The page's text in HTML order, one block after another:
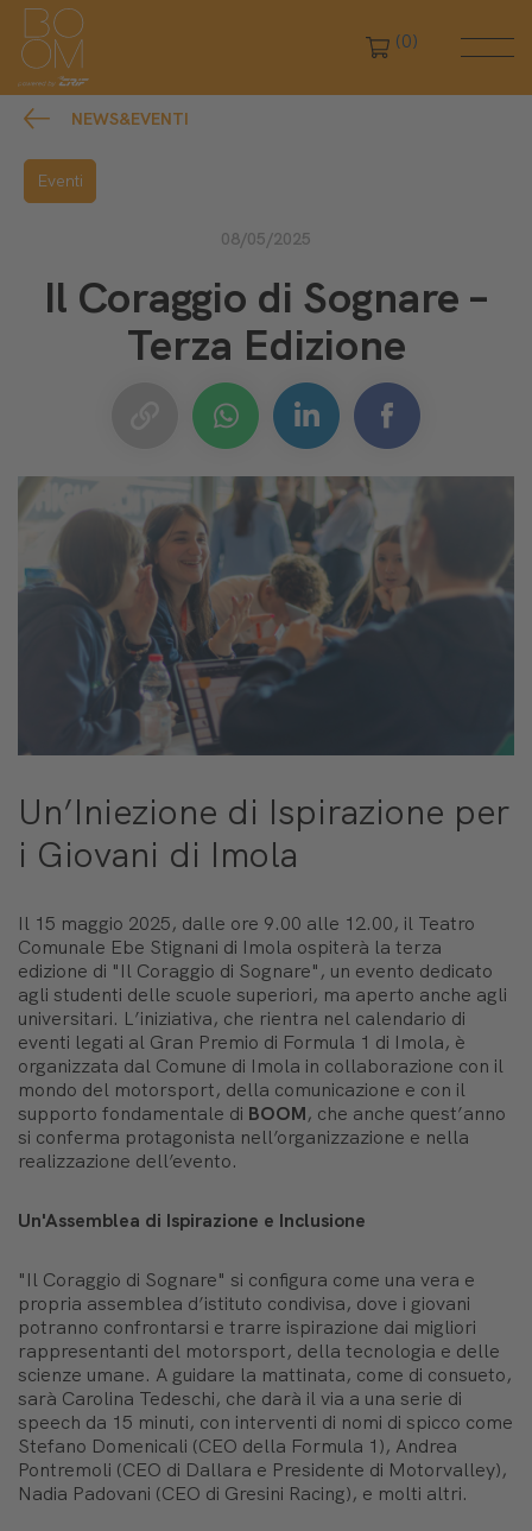
(0)
NEWS&EVENTI
Eventi
08/05/2025
Il Coraggio di Sognare –
Terza Edizione
Un’Iniezione di Ispirazione per
i Giovani di Imola
Il 15 maggio 2025, dalle ore 9.00 alle 12.00, il Teatro
Comunale Ebe Stignani di Imola ospiterà la terza
edizione di "Il Coraggio di Sognare", un evento dedicato
agli studenti delle scuole superiori, ma aperto anche agli
universitari. L’iniziativa, che rientra nel calendario di
eventi legati al Gran Premio di Formula 1 di Imola, è
organizzata dal Comune di Imola in collaborazione con il
mondo del motorsport, della comunicazione e con il
supporto fondamentale di BOOM, che anche quest’anno
si conferma protagonista nell’organizzazione e nella
realizzazione dell’evento.
Un'Assemblea di Ispirazione e Inclusione
"Il Coraggio di Sognare" si configura come una vera e
propria assemblea d’istituto condivisa, dove i giovani
potranno confrontarsi e trarre ispirazione dai migliori
rappresentanti del motorsport, della tecnologia e delle
scienze umane. A guidare la mattinata, come di consueto,
sarà Carolina Tedeschi, che darà il via a una serie di
speech da 15 minuti, con interventi di nomi di spicco come
Stefano Domenicali (CEO della Formula 1), Andrea
Pontremoli (CEO di Dallara e Presidente di Motorvalley),
Nadia Padovani (CEO di Gresini Racing), e molti altri.